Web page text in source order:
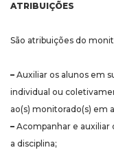
ATRIBUIÇÕES
São atribuições do
– Auxiliar os alunos em
individual ou
ao(s) monitorado(s) em
– Acompanhar e
a disciplina;